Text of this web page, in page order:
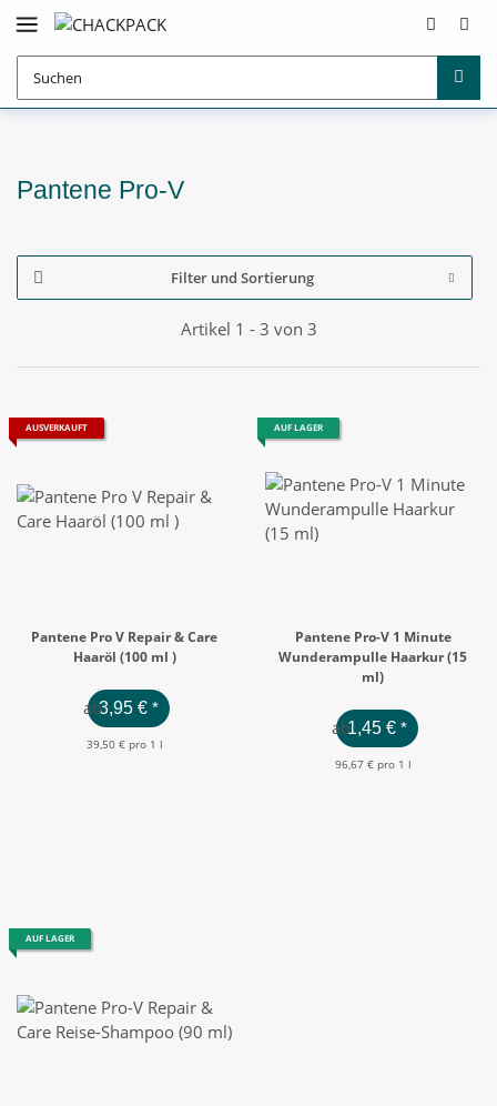
Pantene Pro-V
Filter und Sortierung
Artikel 1 - 3 von 3
AUSVERKAUFT
Pantene Pro V Repair & Care
Haaröl (100 ml )
ab3,95 €*
39,50 € pro 1 l
AUF LAGER
Pantene Pro-V 1 Minute
Wunderampulle Haarkur (15
ml)
ab1,45 €*
96,67 € pro 1 l
AUF LAGER